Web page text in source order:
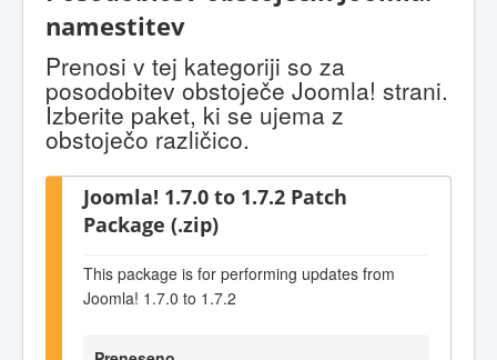
namestitev
Prenosi v tej kategoriji so za
posodobitev obstoječe Joomla! strani.
Izberite paket, ki se ujema z
obstoječo različico.
Joomla! 1.7.0 to 1.7.2 Patch
Package (.zip)
This package is for performing updates from
Joomla! 1.7.0 to 1.7.2